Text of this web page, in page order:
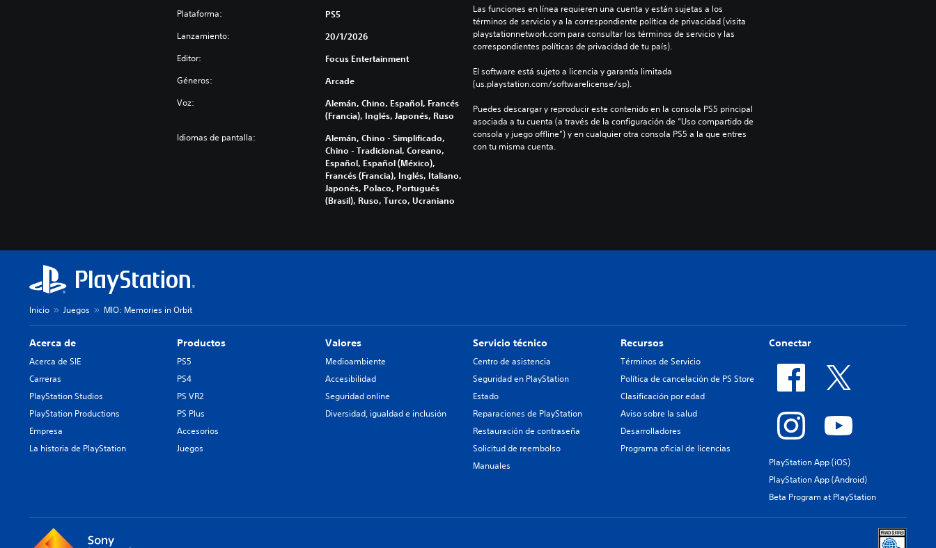
Plataforma: PS5
Lanzamiento: 20/1/2026
Editor: Focus Entertainment
Géneros: Arcade
Voz:
Alemán, Chino, Español, Francés
(Francia), Inglés, Japonés, Ruso
Idiomas de pantalla:
Alemán, Chino - Simplificado,
Chino - Tradicional, Coreano,
Español, Español (México),
Francés (Francia), Inglés, Italiano,
Japonés, Polaco, Portugués
(Brasil), Ruso, Turco, Ucraniano
Las funciones en línea requieren una cuenta y están sujetas a los
términos de servicio y a la correspondiente política de privacidad (visita
playstationnetwork.com para consultar los términos de servicio y las
correspondientes políticas de privacidad de tu país).
El software está sujeto a licencia y garantía limitada
(us.playstation.com/softwarelicense/sp).
Puedes descargar y reproducir este contenido en la consola PS5 principal
asociada a tu cuenta (a través de la configuración de “Uso compartido de
consola y juego offline”) y en cualquier otra consola PS5 a la que entres
con tu misma cuenta.
Inicio Juegos MIO: Memories in Orbit
Acerca de
Acerca de SIE
Carreras
PlayStation Studios
PlayStation Productions
Empresa
La historia de PlayStation
Productos
PS5
PS4
PS VR2
PS Plus
Accesorios
Juegos
Valores
Medioambiente
Accesibilidad
Seguridad online
Diversidad, igualdad e inclusión
Servicio técnico
Centro de asistencia
Seguridad en PlayStation
Estado
Reparaciones de PlayStation
Restauración de contraseña
Solicitud de reembolso
Manuales
Recursos
Términos de Servicio
Política de cancelación de PS Store
Clasificación por edad
Aviso sobre la salud
Desarrolladores
Programa oficial de licencias
Conectar
PlayStation App (iOS)
PlayStation App (Android)
Beta Program at PlayStation